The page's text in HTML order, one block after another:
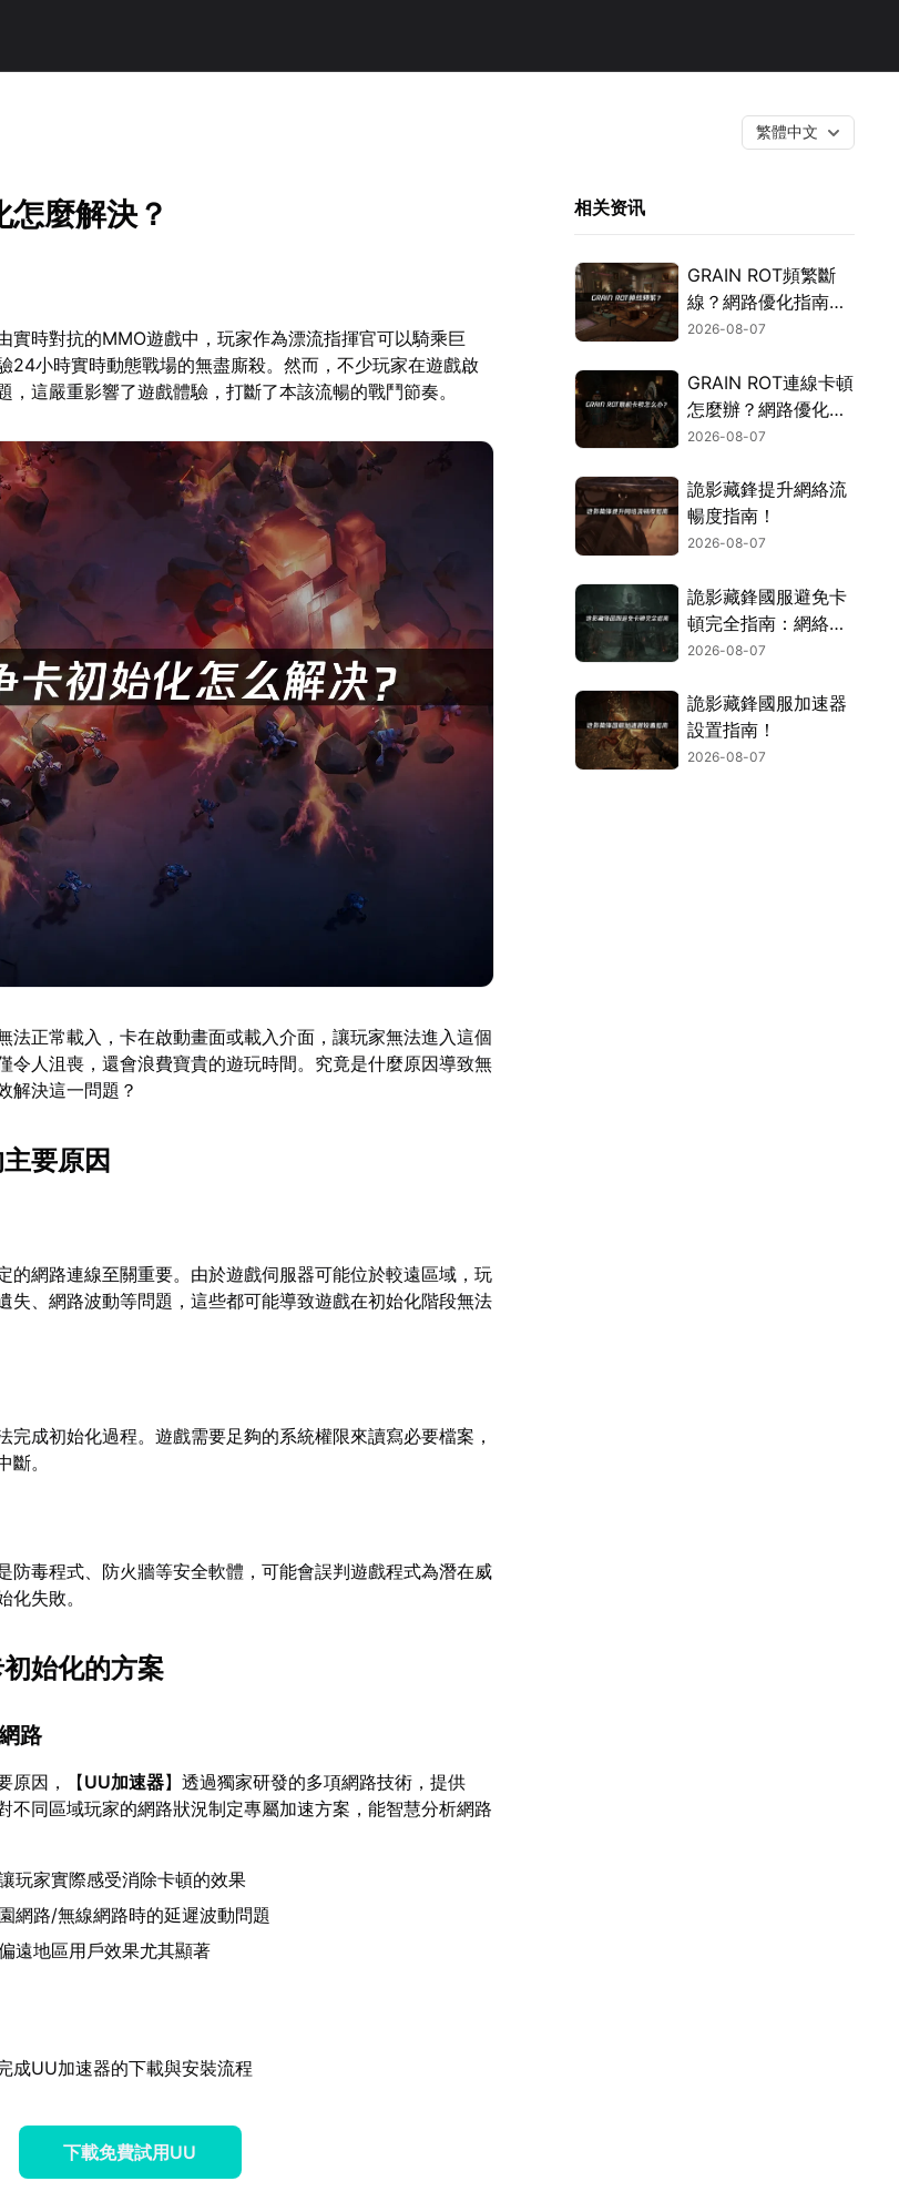
繁體中文
麼解決？
實時對抗的MMO遊戲中，玩家作為漂流指揮官可以騎乘巨
24小時實時動態戰場的無盡廝殺。然而，不少玩家在遊戲啟
，這嚴重影響了遊戲體驗，打斷了本該流暢的戰鬥節奏。
法正常載入，卡在啟動畫面或載入介面，讓玩家無法進入這個
令人沮喪，還會浪費寶貴的遊玩時間。究竟是什麼原因導致無
解決這一問題？
要原因
的網路連線至關重要。由於遊戲伺服器可能位於較遠區域，玩
失、網路波動等問題，這些都可能導致遊戲在初始化階段無法
完成初始化過程。遊戲需要足夠的系統權限來讀寫必要檔案，
。
防毒程式、防火牆等安全軟體，可能會誤判遊戲程式為潛在威
化失敗。
始化的方案
路
原因，【UU加速器】透過獨家研發的多項網路技術，提供
不同區域玩家的網路狀況制定專屬加速方案，能智慧分析網路
玩家實際感受消除卡頓的效果
網路/無線網路時的延遲波動問題
遠地區用戶效果尤其顯著
成UU加速器的下載與安裝流程
下載免費試用UU
相关资讯
GRAIN ROT頻繁斷
線？網路優化指南一
次搞定！
2026-08-07
GRAIN ROT連線卡頓
怎麼辦？網路優化這
樣解決！
2026-08-07
詭影藏鋒提升網絡流
暢度指南！
2026-08-07
詭影藏鋒國服避免卡
頓完全指南：網絡優
化與解決技巧！
2026-08-07
詭影藏鋒國服加速器
設置指南！
2026-08-07